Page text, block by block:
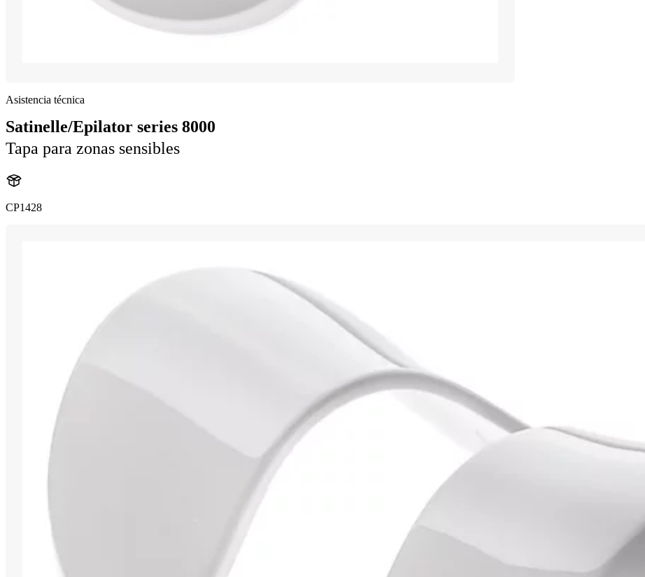
Asistencia técnica
Satinelle/Epilator series 8000
Tapa para zonas sensibles
CP1428